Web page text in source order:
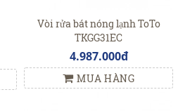
Vòi rửa bát nóng lạnh ToTo
TKGG31EC
4.987.000đ
MUA HÀNG